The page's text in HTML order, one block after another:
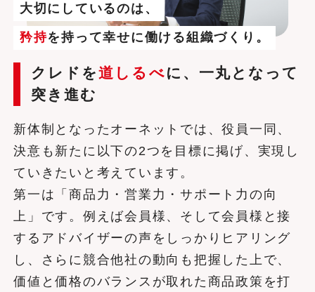
大切にしているのは、
矜持を持って幸せに働ける組織づくり。
クレドを道しるべに、一丸となって
突き進む
新体制となったオーネットでは、役員一同、
決意も新たに以下の2つを目標に掲げ、実現し
ていきたいと考えています。
第一は「商品力・営業力・サポート力の向
上」です。例えば会員様、そして会員様と接
するアドバイザーの声をしっかりヒアリング
し、さらに競合他社の動向も把握した上で、
価値と価格のバランスが取れた商品政策を打